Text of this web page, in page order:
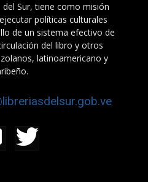
del Sur, tiene como misión
políticas culturales
de un sistema efectivo de
del libro y otros
latinoamericano y